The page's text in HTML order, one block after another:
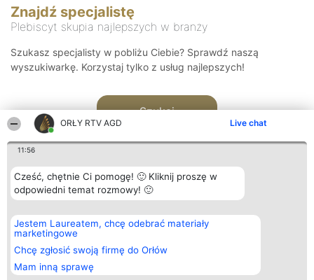
ORŁY RTV AGD Live chat
11:56
Cześć, chętnie Ci pomogę! 🙂 Kliknij proszę w
odpowiedni temat rozmowy! 🙂
Jestem Laureatem, chcę odebrać materiały
marketingowe
Chcę zgłosić swoją firmę do Orłów
Mam inną sprawę
Znajdź specjalistę
Plebiscyt skupia najlepszych w branży
Szukasz specjalisty w pobliżu Ciebie? Sprawdź naszą
wyszukiwarkę. Korzystaj tylko z usług najlepszych!
Szukaj
Organizator plebiscytu
Bright Side Solutions sp. z o.
o. sp. k.
ul. Ruska 22
Wrocław 50-079
KRS 0000749100 | Regon
381313360 | NIP 8943132676
Plebiscyt
Laureaci
wszystkich
Laureatów
Regulamin
Kontakt
Kontakt